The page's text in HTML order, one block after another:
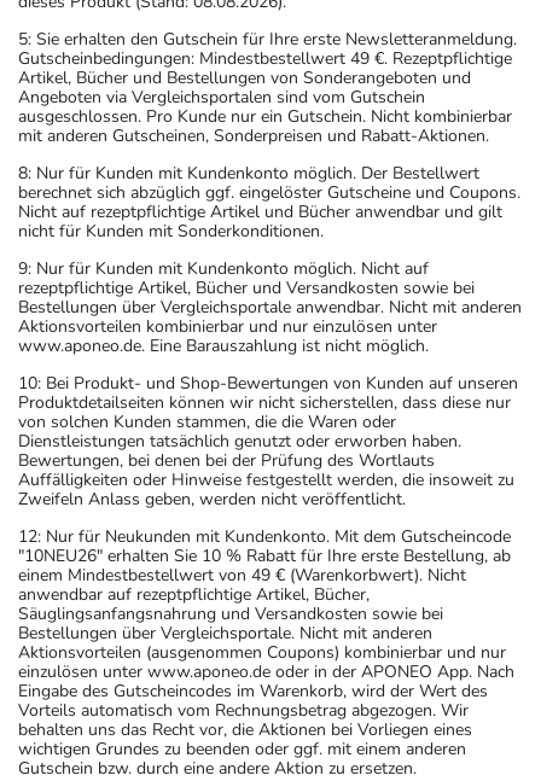
5: Sie erhalten den Gutschein für Ihre erste Newsletteranmeldung.
Gutscheinbedingungen: Mindestbestellwert 49 €. Rezeptpflichtige
Artikel, Bücher und Bestellungen von Sonderangeboten und
Angeboten via Vergleichsportalen sind vom Gutschein
ausgeschlossen. Pro Kunde nur ein Gutschein. Nicht kombinierbar
mit anderen Gutscheinen, Sonderpreisen und Rabatt-Aktionen.
8: Nur für Kunden mit Kundenkonto möglich. Der Bestellwert
berechnet sich abzüglich ggf. eingelöster Gutscheine und Coupons.
Nicht auf rezeptpflichtige Artikel und Bücher anwendbar und gilt
nicht für Kunden mit Sonderkonditionen.
9: Nur für Kunden mit Kundenkonto möglich. Nicht auf
rezeptpflichtige Artikel, Bücher und Versandkosten sowie bei
Bestellungen über Vergleichsportale anwendbar. Nicht mit anderen
Aktionsvorteilen kombinierbar und nur einzulösen unter
www.aponeo.de. Eine Barauszahlung ist nicht möglich.
10: Bei Produkt- und Shop-Bewertungen von Kunden auf unseren
Produktdetailseiten können wir nicht sicherstellen, dass diese nur
von solchen Kunden stammen, die die Waren oder
Dienstleistungen tatsächlich genutzt oder erworben haben.
Bewertungen, bei denen bei der Prüfung des Wortlauts
Auffälligkeiten oder Hinweise festgestellt werden, die insoweit zu
Zweifeln Anlass geben, werden nicht veröffentlicht.
12: Nur für Neukunden mit Kundenkonto. Mit dem Gutscheincode
"10NEU26" erhalten Sie 10 % Rabatt für Ihre erste Bestellung, ab
einem Mindestbestellwert von 49 € (Warenkorbwert). Nicht
anwendbar auf rezeptpflichtige Artikel, Bücher,
Säuglingsanfangsnahrung und Versandkosten sowie bei
Bestellungen über Vergleichsportale. Nicht mit anderen
Aktionsvorteilen (ausgenommen Coupons) kombinierbar und nur
einzulösen unter www.aponeo.de oder in der APONEO App. Nach
Eingabe des Gutscheincodes im Warenkorb, wird der Wert des
Vorteils automatisch vom Rechnungsbetrag abgezogen. Wir
behalten uns das Recht vor, die Aktionen bei Vorliegen eines
wichtigen Grundes zu beenden oder ggf. mit einem anderen
Gutschein bzw. durch eine andere Aktion zu ersetzen.